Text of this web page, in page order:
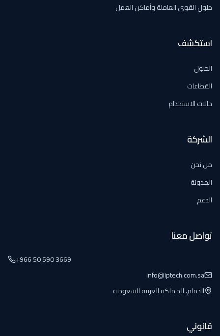
حلول القوى العاملة وأماكن العمل
استكشف
الحلول
القطاعات
حالات الاستخدام
الشركة
من نحن
المدونة
الدعم
تواصل معنا
+966 50 590 3669
info@iptech.com.sa
الدمام، المملكة العربية السعودية
قانوني